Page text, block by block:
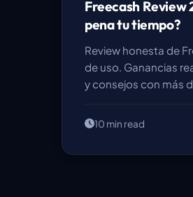
Freecash Review
pena tu tiempo?
Review honesta de
de uso. Ganancias
y consejos con más
10 min read